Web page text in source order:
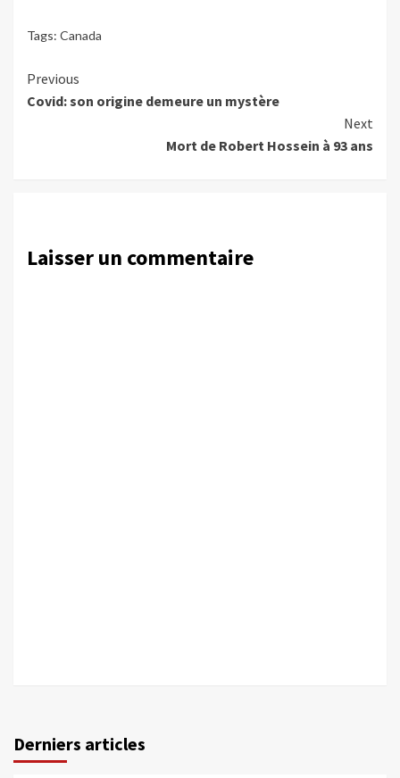
Tags: Canada
Continue
Reading
Previous
Covid: son origine demeure un mystère
Next
Mort de Robert Hossein à 93 ans
Laisser un commentaire
Derniers articles